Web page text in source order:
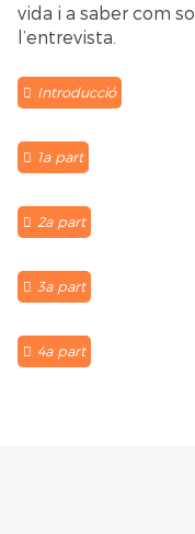
vida i a saber com
l’entrevista.
Introducció
1a part
2a part
3a part
4a part